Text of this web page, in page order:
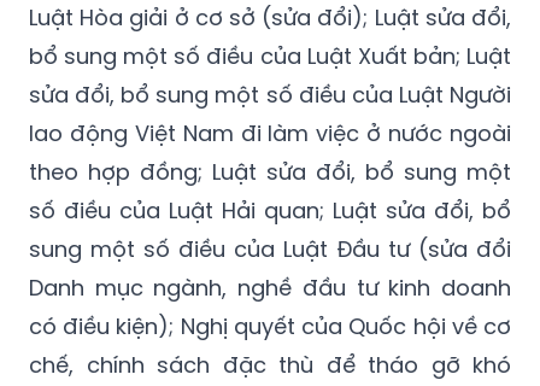
Luật Hòa giải ở cơ sở (sửa đổi); Luật sửa đổi,
bổ sung một số điều của Luật Xuất bản; Luật
sửa đổi, bổ sung một số điều của Luật Người
lao động Việt Nam đi làm việc ở nước ngoài
theo hợp đồng; Luật sửa đổi, bổ sung một
số điều của Luật Hải quan; Luật sửa đổi, bổ
sung một số điều của Luật Đầu tư (sửa đổi
Danh mục ngành, nghề đầu tư kinh doanh
có điều kiện); Nghị quyết của Quốc hội về cơ
chế, chính sách đặc thù để tháo gỡ khó